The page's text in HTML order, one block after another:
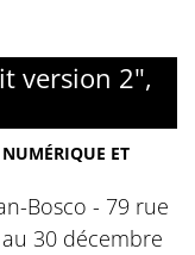
version 2",
ET
Bosco - 79 rue
30 décembre